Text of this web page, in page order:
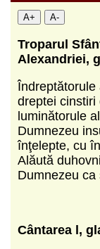
A+ A-
Troparul
Alexandriei,
Îndreptătorule
dreptei cinstiri
luminătorule
Dumnezeu
înţelepte, cu
Alăută
Dumnezeu
Cântarea l,